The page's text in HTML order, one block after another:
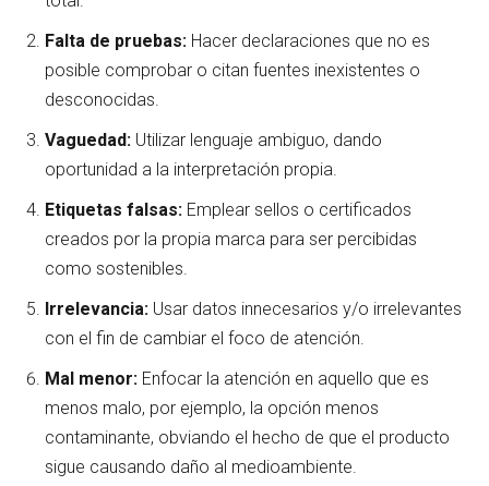
Falta de pruebas: Hacer declaraciones que no es
posible comprobar o citan fuentes inexistentes o
desconocidas.
Vaguedad: Utilizar lenguaje ambiguo, dando
oportunidad a la interpretación propia.
Etiquetas falsas: Emplear sellos o certificados
creados por la propia marca para ser percibidas
como sostenibles.
Irrelevancia: Usar datos innecesarios y/o irrelevantes
con el fin de cambiar el foco de atención.
Mal menor: Enfocar la atención en aquello que es
menos malo, por ejemplo, la opción menos
contaminante, obviando el hecho de que el producto
sigue causando daño al medioambiente.